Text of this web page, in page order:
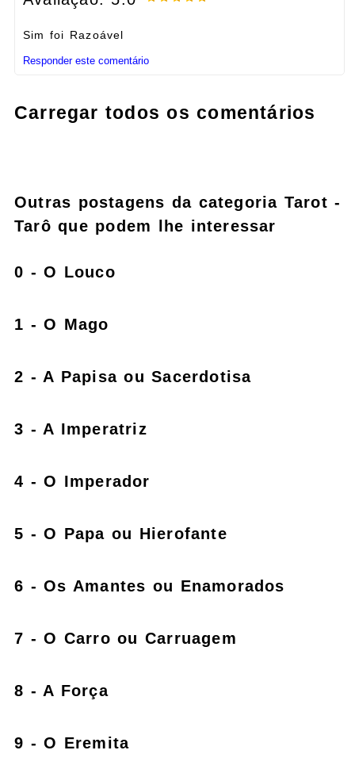
Sim foi Razoável
Responder este comentário
Carregar todos os comentários
Outras postagens da categoria Tarot -
Tarô que podem lhe interessar
0 - O Louco
1 - O Mago
2 - A Papisa ou Sacerdotisa
3 - A Imperatriz
4 - O Imperador
5 - O Papa ou Hierofante
6 - Os Amantes ou Enamorados
7 - O Carro ou Carruagem
8 - A Força
9 - O Eremita